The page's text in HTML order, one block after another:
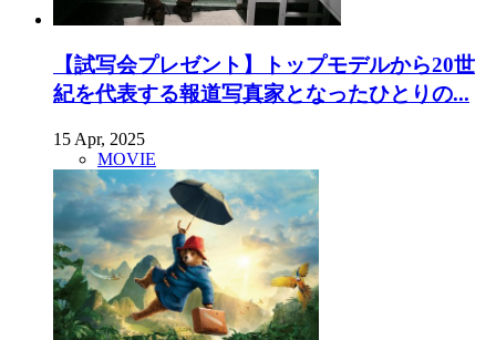
【試写会プレゼント】トップモデルから20世
紀を代表する報道写真家となったひとりの...
15 Apr, 2025
MOVIE